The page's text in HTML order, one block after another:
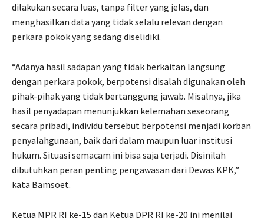
dilakukan secara luas, tanpa filter yang jelas, dan
menghasilkan data yang tidak selalu relevan dengan
perkara pokok yang sedang diselidiki.
“Adanya hasil sadapan yang tidak berkaitan langsung
dengan perkara pokok, berpotensi disalah digunakan oleh
pihak-pihak yang tidak bertanggung jawab. Misalnya, jika
hasil penyadapan menunjukkan kelemahan seseorang
secara pribadi, individu tersebut berpotensi menjadi korban
penyalahgunaan, baik dari dalam maupun luar institusi
hukum. Situasi semacam ini bisa saja terjadi. Disinilah
dibutuhkan peran penting pengawasan dari Dewas KPK,”
kata Bamsoet.
Ketua MPR RI ke-15 dan Ketua DPR RI ke-20 ini menilai